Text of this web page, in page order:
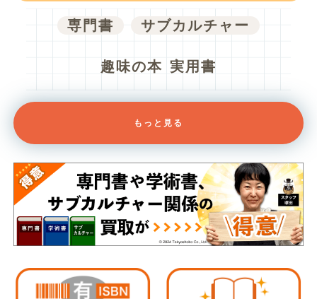
専門書 サブカルチャー
趣味の本 実用書
もっと見る